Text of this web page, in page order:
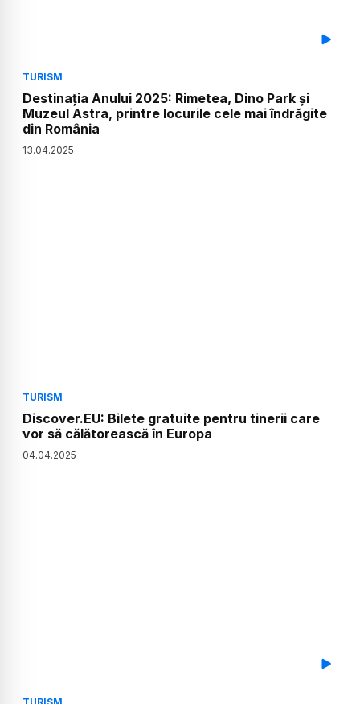
TURISM
Destinația Anului 2025: Rimetea, Dino Park și
Muzeul Astra, printre locurile cele mai îndrăgite
din România
13.04.2025
TURISM
Discover.EU: Bilete gratuite pentru tinerii care
vor să călătorească în Europa
04.04.2025